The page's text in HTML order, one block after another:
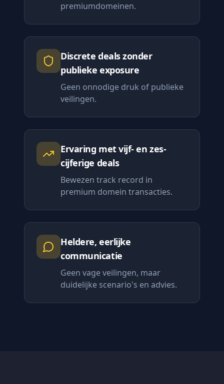
premiumdomeinen.
Discrete deals zonder
publieke exposure
Geen onnodige druk of publieke
veilingen.
Ervaring met vijf- en zes-
cijferige deals
Bewezen track record in
premium domein transacties.
Heldere, eerlijke
communicatie
Geen vage veilingen, maar
duidelijke scenario's en advies.